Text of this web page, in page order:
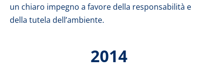
un chiaro impegno a favore della responsabilità e
della tutela dell’ambiente.
2014